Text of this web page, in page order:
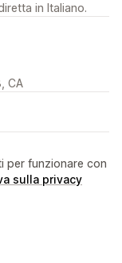
in Italiano.
CA
per funzionare con
sulla privacy